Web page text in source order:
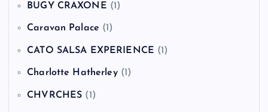
BUGY CRAXONE (1)
Caravan Palace (1)
CATO SALSA EXPERIENCE (1)
Charlotte Hatherley(1)
CHVRCHES (1)